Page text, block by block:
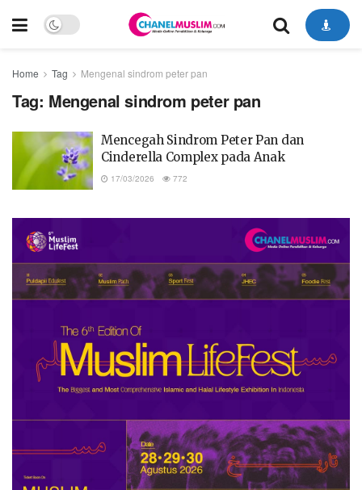
Home Tag Mengenal sindrom peter pan
Tag: Mengenal sindrom peter pan
Mencegah Sindrom Peter Pan dan
Cinderella Complex pada Anak
17/03/2026 772